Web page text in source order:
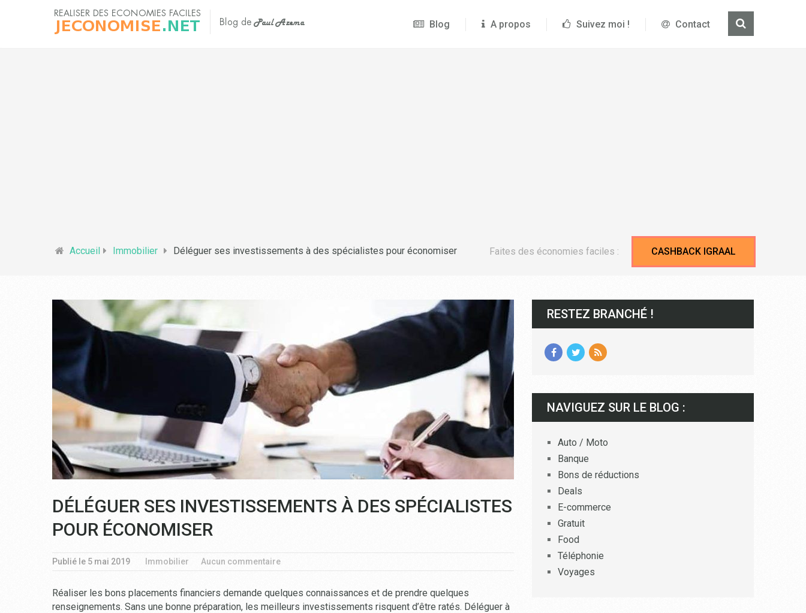
Blog A propos Suivez moi ! Contact
Accueil Immobilier Déléguer ses investissements à des spécialistes pour économiser Faites des économies faciles : CASHBACK IGRAAL
DÉLÉGUER SES INVESTISSEMENTS À DES SPÉCIALISTES
POUR ÉCONOMISER
Publié le 5 mai 2019 Immobilier Aucun commentaire
Réaliser les bons placements financiers demande quelques connaissances et de prendre quelques
renseignements. Sans une bonne préparation, les meilleurs investissements risquent d’être ratés. Déléguer à
RESTEZ BRANCHÉ !
NAVIGUEZ SUR LE BLOG :
Auto / Moto
Banque
Bons de réductions
Deals
E-commerce
Gratuit
Food
Téléphonie
Voyages